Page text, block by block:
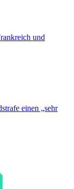
und
einen „sehr